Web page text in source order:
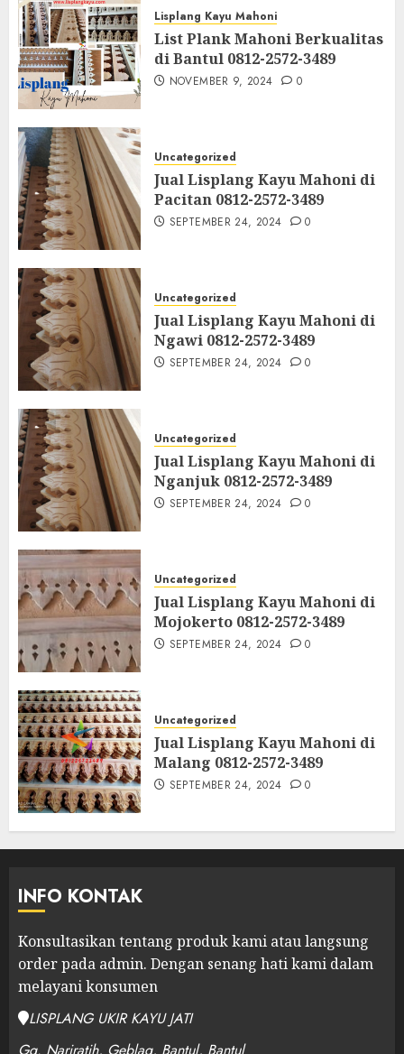
Lisplang Kayu Mahoni
List Plank Mahoni Berkualitas
di Bantul 0812-2572-3489
NOVEMBER 9, 2024 0
Uncategorized
Jual Lisplang Kayu Mahoni di
Pacitan 0812-2572-3489
SEPTEMBER 24, 2024 0
Uncategorized
Jual Lisplang Kayu Mahoni di
Ngawi 0812-2572-3489
SEPTEMBER 24, 2024 0
Uncategorized
Jual Lisplang Kayu Mahoni di
Nganjuk 0812-2572-3489
SEPTEMBER 24, 2024 0
Uncategorized
Jual Lisplang Kayu Mahoni di
Mojokerto 0812-2572-3489
SEPTEMBER 24, 2024 0
Uncategorized
Jual Lisplang Kayu Mahoni di
Malang 0812-2572-3489
SEPTEMBER 24, 2024 0
INFO KONTAK
Konsultasikan tentang produk kami atau langsung
order pada admin. Dengan senang hati kami dalam
melayani konsumen
LISPLANG UKIR KAYU JATI
Gg. Nariratih, Geblag, Bantul, Bantul